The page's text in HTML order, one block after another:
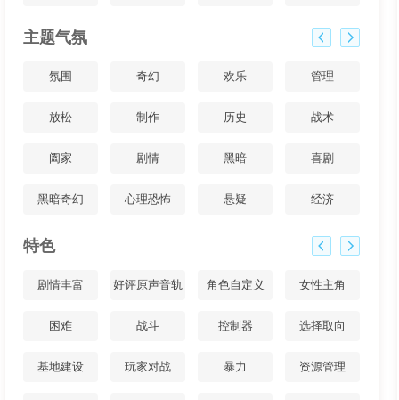
主题气氛
氛围 奇幻 欢乐 管理
放松 制作 历史 战术
阖家 剧情 黑暗 喜剧
黑暗奇幻 心理恐怖 悬疑 经济
特色
剧情丰富 好评原声音轨 角色自定义 女性主角
困难 战斗 控制器 选择取向
基地建设 玩家对战 暴力 资源管理